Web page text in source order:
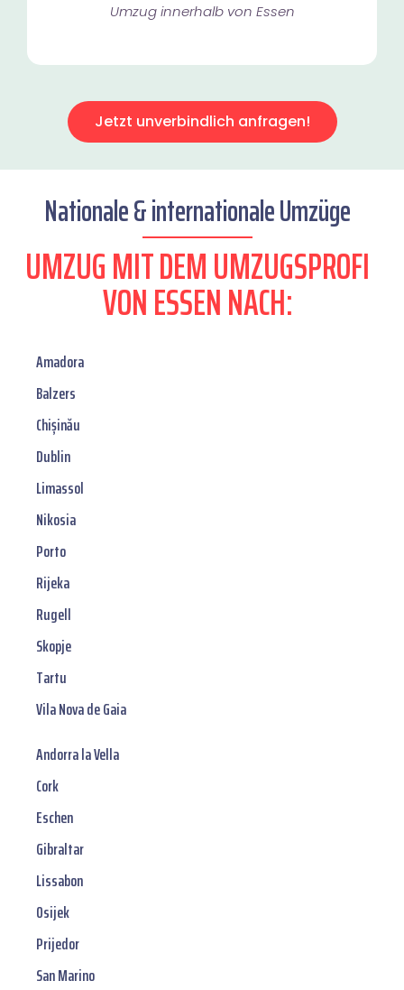
Umzug innerhalb von Essen​
Jetzt unverbindlich anfragen!
Nationale & internationale Umzüge
UMZUG MIT DEM UMZUGSPROFI
VON ESSEN NACH:
Amadora
Balzers
Chișinău
Dublin
Limassol
Nikosia
Porto
Rijeka
Rugell
Skopje
Tartu
Vila Nova de Gaia
Andorra la Vella
Cork
Eschen
Gibraltar
Lissabon
Osijek
Prijedor
San Marino